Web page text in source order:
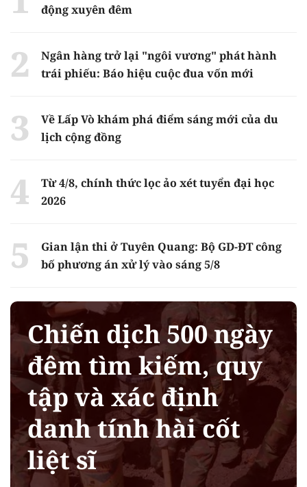
động xuyên đêm
Ngân hàng trở lại "ngôi vương" phát hành
trái phiếu: Báo hiệu cuộc đua vốn mới
Về Lấp Vò khám phá điểm sáng mới của du
lịch cộng đồng
Từ 4/8, chính thức lọc ảo xét tuyển đại học
2026
Gian lận thi ở Tuyên Quang: Bộ GD-ĐT công
bố phương án xử lý vào sáng 5/8
Chiến dịch 500 ngày
đêm tìm kiếm, quy
tập và xác định
danh tính hài cốt
liệt sĩ